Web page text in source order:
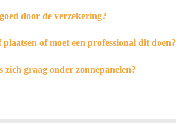
door de verzekering?
of moet een professional dit doen?
zich graag onder zonnepanelen?